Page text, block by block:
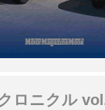
ロニクル